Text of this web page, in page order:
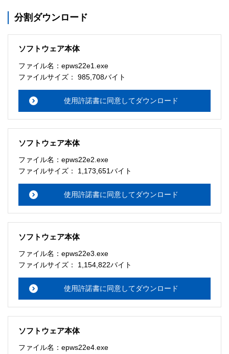
ソフトウェアの保証範囲
・ソフトウェアは、予告せず改良、変更することがありま
す。
配布ソフトウェアの著作権は、特に記載のあるものを除き
分割ダウンロード
ソフトウェア本体
ファイル名：epws22e1.exe
ファイルサイズ： 985,708バイト
使用許諾書に同意してダウンロード
ソフトウェア本体
ファイル名：epws22e2.exe
ファイルサイズ： 1,173,651バイト
使用許諾書に同意してダウンロード
ソフトウェア本体
ファイル名：epws22e3.exe
ファイルサイズ： 1,154,822バイト
使用許諾書に同意してダウンロード
ソフトウェア本体
ファイル名：epws22e4.exe